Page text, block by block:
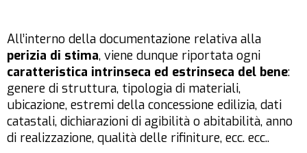
All’interno della documentazione relativa alla
perizia di stima, viene dunque riportata ogni
caratteristica intrinseca ed estrinseca del bene:
genere di struttura, tipologia di materiali,
ubicazione, estremi della concessione edilizia, dati
catastali, dichiarazioni di agibilità o abitabilità, anno
di realizzazione, qualità delle rifiniture, ecc. ecc..